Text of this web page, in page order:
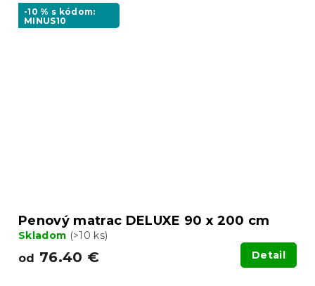
-10 % s kódom:
MINUS10
Penový matrac DELUXE 90 x 200 cm
Skladom (>10 ks)
od 76.40 € Detail